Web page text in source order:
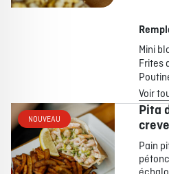
Mini
Frites
Voir
NOUVEAU
Pita
Pain